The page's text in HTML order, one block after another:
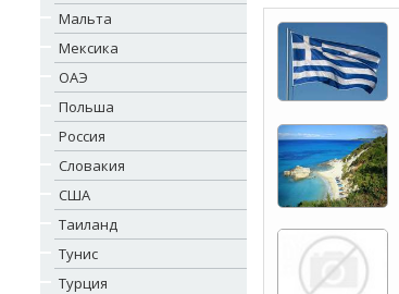
Мальта
Мексика
ОАЭ
Польша
Россия
Словакия
США
Таиланд
Тунис
Турция